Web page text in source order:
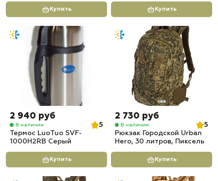
Купить Купить
2 940 руб
В наличии
5
Термос LuoTuo SVF-
1000H2RB Серый
Купить
2 730 руб
В наличии
5
Рюкзак Городской Urban
Hero, 30 литров, Пиксель
Купить